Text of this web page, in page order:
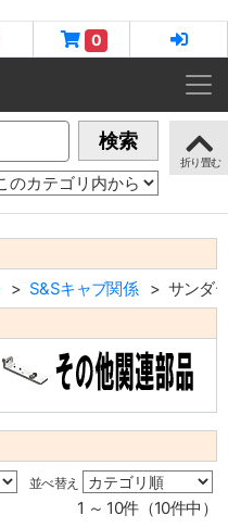
0
検索
S&Sキャブ関係 サンダ
並べ替え
1 ～ 10件（10件中）